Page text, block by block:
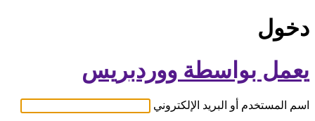
دخول
يعمل بواسطة ووردبريس
اسم المستخدم أو البريد الإلكتروني